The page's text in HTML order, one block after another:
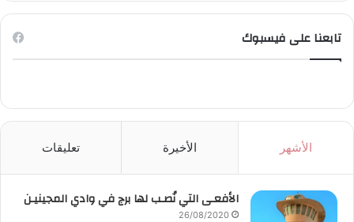
تابعنا على فيسبوك
الأشهر الأخيرة تعليقات
الأفعـى التي نُصـب لها برج في وادي المجينيـن
26/08/2020